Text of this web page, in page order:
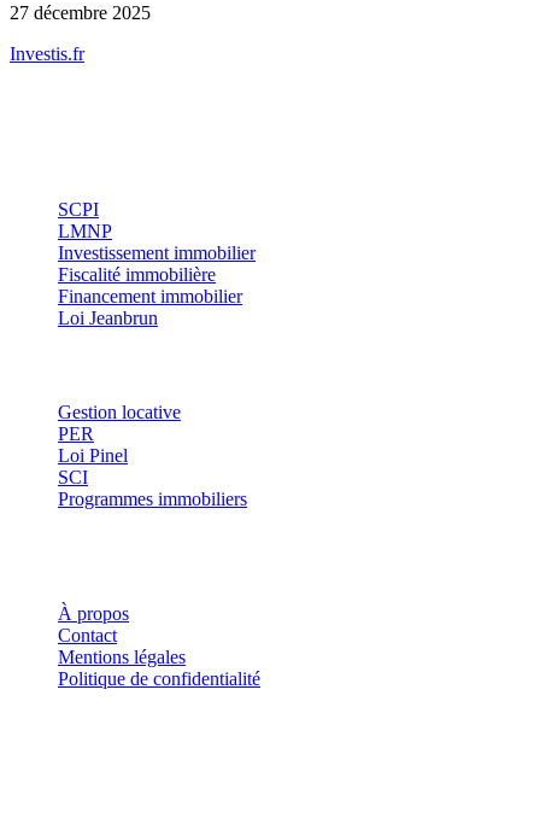
27 décembre 2025
Investis.fr
SCPI
LMNP
Investissement immobilier
Fiscalité immobilière
Financement immobilier
Loi Jeanbrun
Gestion locative
PER
Loi Pinel
SCI
Programmes immobiliers
À propos
Contact
Mentions légales
Politique de confidentialité